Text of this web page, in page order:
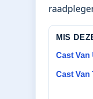
MIS
Cast Van
Cast Van